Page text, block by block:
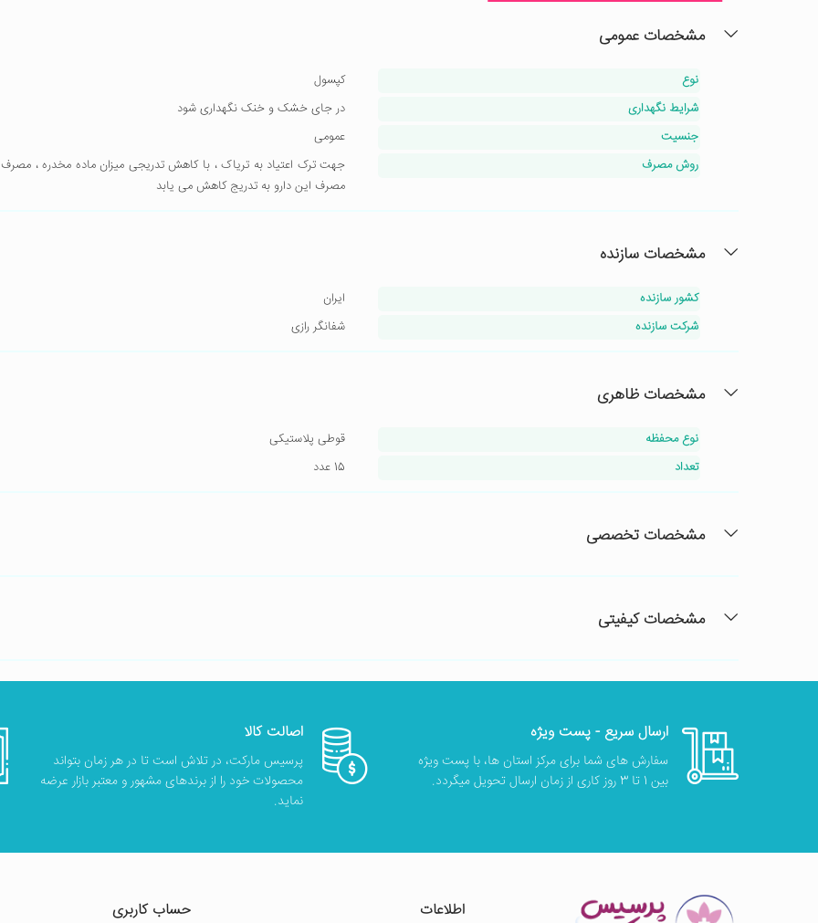
مشخصات عمومی
نوع
کپسول
شرایط نگهداری
در جای خشک و خنک نگهداری شود
جنسیت
عمومی
روش مصرف
جهت ترک اعتیاد به تریاک ، با کاهش تدریجی میزان ماده مخدره ،
مصرف این دارو به تدریج کاهش می یابد
مشخصات سازنده
کشور سازنده
ایران
شرکت سازنده
شفانگر رازی
مشخصات ظاهری
نوع محفظه
قوطی پلاستیکی
تعداد
15 عدد
مشخصات تخصصی
مشخصات کیفیتی
ارسال سریع - پست ویژه
سفارش های شما برای مرکز استان ها، با پست ویژه
بین 1 تا 3 روز کاری از زمان ارسال تحویل میگردد.
اصالت کالا
پرسیس مارکت، در تلاش است تا در هر زمان بتواند
محصولات خود را از برندهای مشهور و معتبر بازار عرضه
نماید.
اطلاعات حساب کاربری